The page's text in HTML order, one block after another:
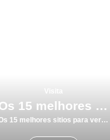
Os 15 melhores sitios para ver e visitar em Monumentos no Porto
Os 15 melhores sitios para ver e visitar em Monumentos no Porto